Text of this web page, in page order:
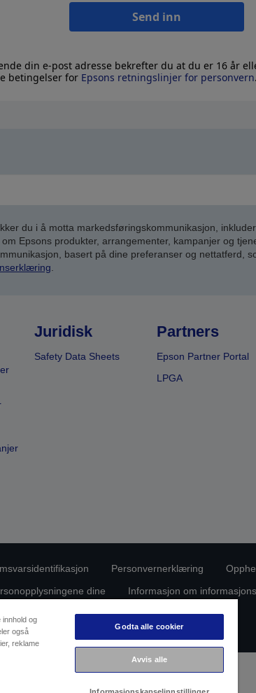
Send inn
din e-post adresse bekrefter du at du er 16 år
betingelser for Epsons retningslinjer for personvern.
du i å motta markedsføringskommunikasjon,
Epsons produkter, arrangementer, kampanjer og
basert på dine preferanser og nettatferd,
Juridisk
Safety Data Sheets
Partners
Epson Partner Portal
LPGA
Personvernerklæring
dine
Informasjon om
innhold og
også
reklame
Godta alle cookier
Avvis alle